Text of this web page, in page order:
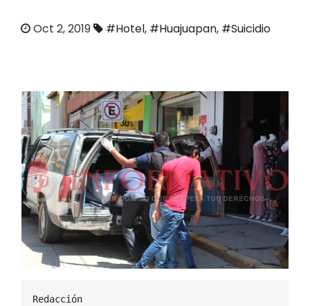
Oct 2, 2019 #Hotel, #Huajuapan, #Suicidio
Redacción